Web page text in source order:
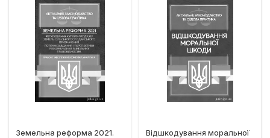
Земельна реформа 2021.
Відшкодування моральної